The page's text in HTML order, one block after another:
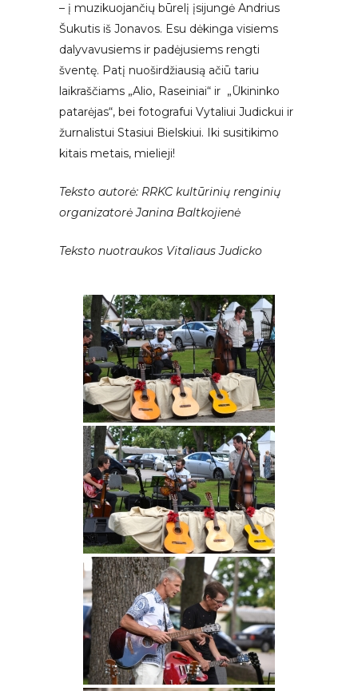
– į muzikuojančių būrelį įsijungė Andrius
Šukutis iš Jonavos. Esu dėkinga visiems
dalyvavusiems ir padėjusiems rengti
šventę. Patį nuoširdžiausią ačiū tariu
laikraščiams „Alio, Raseiniai“ ir „Ūkininko
patarėjas“, bei fotografui Vytaliui Judickui ir
žurnalistui Stasiui Bielskiui. Iki susitikimo
kitais metais, mielieji!
Teksto autorė: RRKC kultūrinių renginių
organizatorė Janina Baltkojienė
Teksto nuotraukos Vitaliaus Judicko